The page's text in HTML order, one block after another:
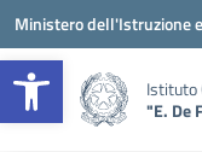
Apri la
Vai ai contenuti
Vai al menu di navigazione
Vai al footer
Ministero dell'Istruzione
Istituto
"E. De